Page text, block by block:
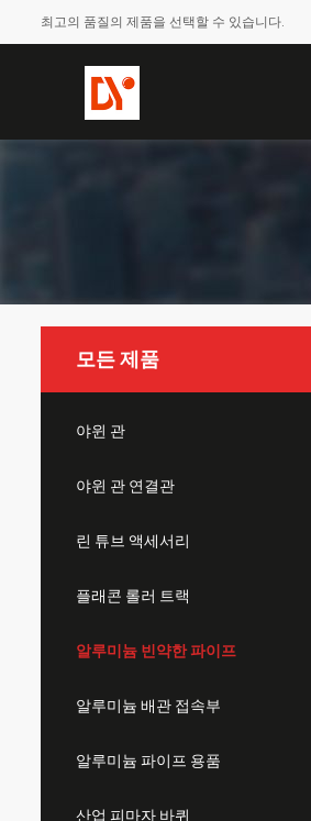
최고의 품질의 제품을 선택할 수 있습니다.
모든 제품
야윈 관
야윈 관 연결관
린 튜브 액세서리
플래콘 롤러 트랙
알루미늄 빈약한 파이프
알루미늄 배관 접속부
알루미늄 파이프 용품
산업 피마자 바퀴